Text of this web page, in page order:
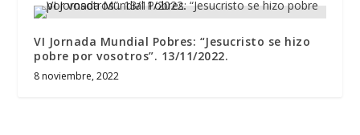
VI Jornada Mundial Pobres: “Jesucristo se hizo
pobre por vosotros”. 13/11/2022.
8 noviembre, 2022